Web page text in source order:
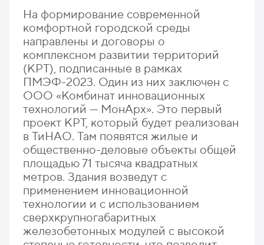
На формирование современной
комфортной городской среды
направлены и договоры о
комплексном развитии территорий
(КРТ), подписанные в рамках
ПМЭФ-2023. Один из них заключен с
ООО «Комбинат инновационных
технологий — МонАрх». Это первый
проект КРТ, который будет реализован
в ТиНАО. Там появятся жилые и
общественно-деловые объекты общей
площадью 71 тысяча квадратных
метров. Здания возведут с
применением инновационной
технологии и с использованием
сверхкрупногабаритных
железобетонных модулей с высокой